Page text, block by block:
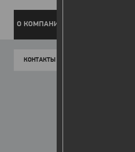
О КОМПАНИИ
КОНТАКТЫ